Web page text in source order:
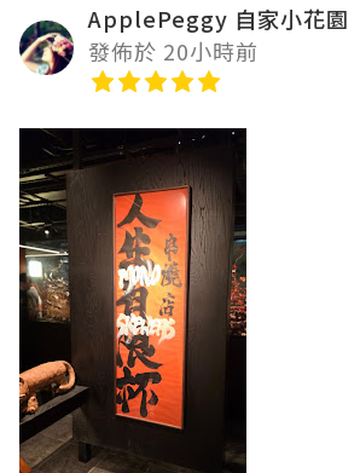
ApplePeggy 自家小花園
發佈於 20小時前